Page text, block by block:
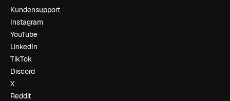
Kundensupport
Instagram
YouTube
LinkedIn
TikTok
Discord
X
Reddit